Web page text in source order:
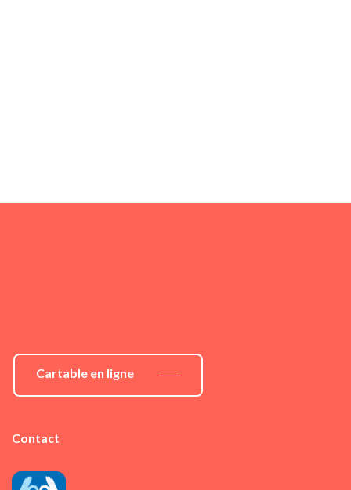
Cartable en ligne
Contact